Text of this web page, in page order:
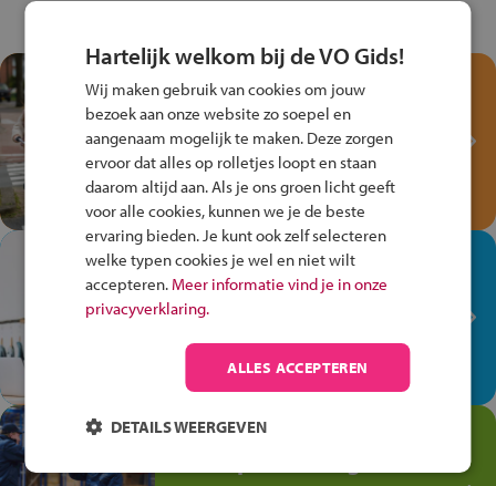
Test je kennis met het
Fiets Veilig
Verkeersspel!
Speel het Fiets Veilig Verkeersspel
en win een Cortina-fiets!
In de winkel ben je op je
plek!
Ontdek via het vmbo jouw talent
op de winkelvloer, waar elke dag
anders is!
Jouw talent in de
Hartelijk welkom bij de VO Gids!
Wij maken gebruik van cookies om jouw
bezoek aan onze website zo soepel en
aangenaam mogelijk te maken. Deze zorgen
ervoor dat alles op rolletjes loopt en staan
daarom altijd aan. Als je ons groen licht geeft
voor alle cookies, kunnen we je de beste
ervaring bieden. Je kunt ook zelf selecteren
welke typen cookies je wel en niet wilt
accepteren. Meer informatie vind je in onze
privacyverklaring.
ALLES ACCEPTEREN
DETAILS WEERGEVEN